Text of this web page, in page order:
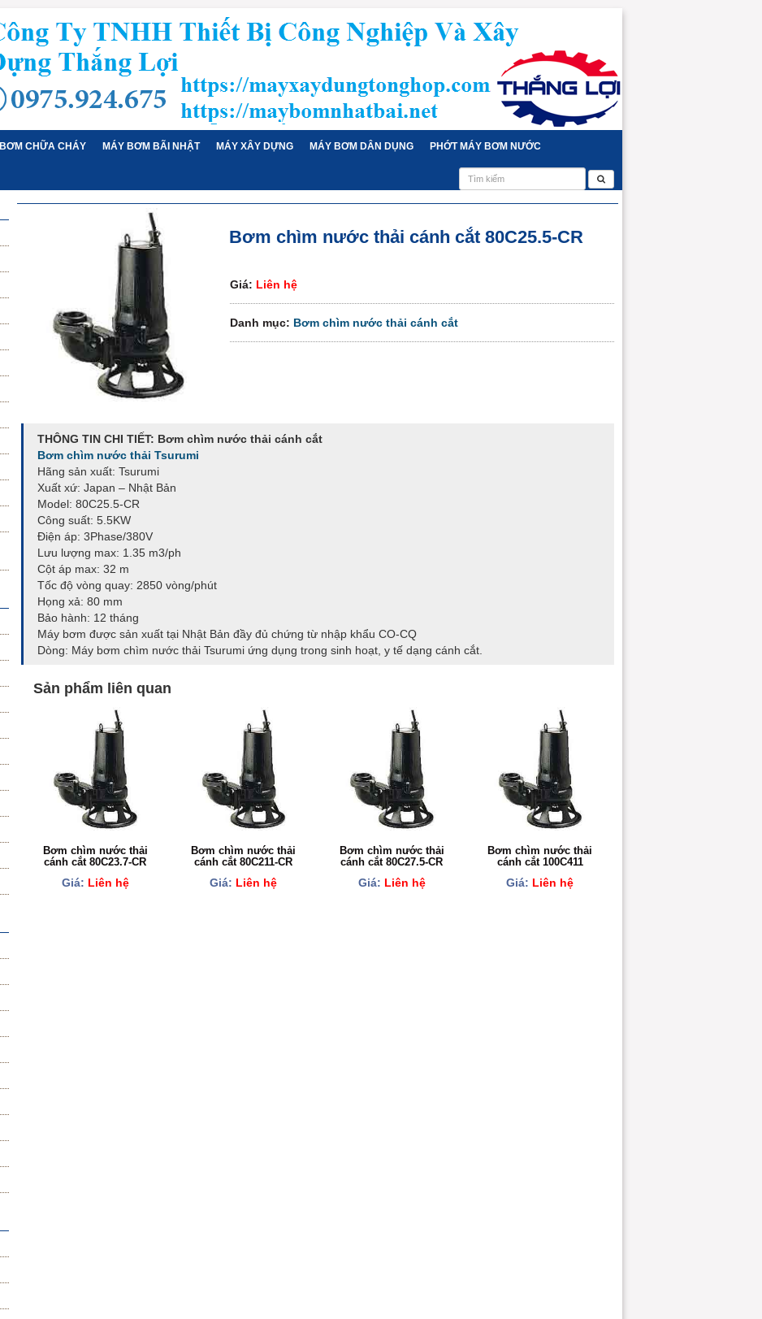
BƠM CHỮA CHÁY MÁY BƠM BÃI NHẬT MÁY XÂY DỰNG MÁY BƠM DÂN DỤNG PHỚT MÁY BƠM NƯỚC
Bơm chìm nước thải cánh cắt 80C25.5-CR
Giá: Liên hệ
Danh mục: Bơm chìm nước thải cánh cắt
THÔNG TIN CHI TIẾT: Bơm chìm nước thải cánh cắt
Bơm chìm nước thải Tsurumi
Hãng sản xuất: Tsurumi
Xuất xứ: Japan – Nhật Bản
Model: 80C25.5-CR
Công suất: 5.5KW
Điện áp: 3Phase/380V
Lưu lượng max: 1.35 m3/ph
Cột áp max: 32 m
Tốc độ vòng quay: 2850 vòng/phút
Họng xả: 80 mm
Bảo hành: 12 tháng
Máy bơm được sản xuất tại Nhật Bản đầy đủ chứng từ nhập khẩu CO-CQ
Dòng: Máy bơm chìm nước thải Tsurumi ứng dụng trong sinh hoạt, y tế dạng cánh cắt.
Sản phẩm liên quan
Bơm chìm nước thải
cánh cắt 80C23.7-CR
Giá: Liên hệ
Bơm chìm nước thải
cánh cắt 80C211-CR
Giá: Liên hệ
Bơm chìm nước thải
cánh cắt 80C27.5-CR
Giá: Liên hệ
Bơm chìm nước thải
cánh cắt 100C411
Giá: Liên hệ